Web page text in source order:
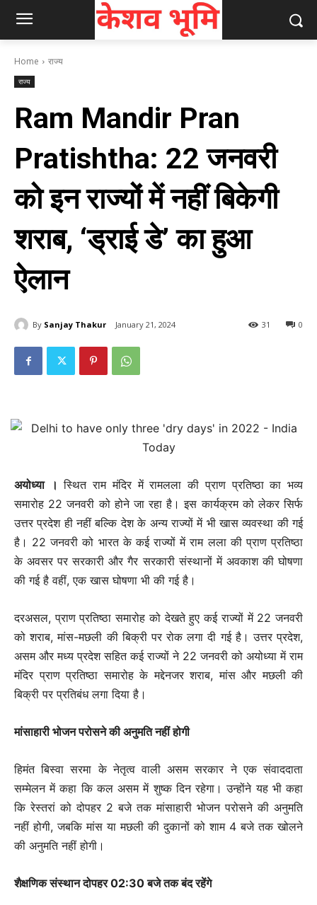
Home राज्य
राज्य
Ram Mandir Pran
Pratishtha: 22 जनवरी
को इन राज्यों में नहीं बिकेगी
शराब, ‘ड्राई डे’ का हुआ
ऐलान
By Sanjay Thakur January 21, 2024 0
31
अयोध्या । स्थित राम मंदिर में रामलला की प्राण प्रतिष्ठा का भव्य
समारोह 22 जनवरी को होने जा रहा है। इस कार्यक्रम को लेकर सिर्फ
उत्तर प्रदेश ही नहीं बल्कि देश के अन्य राज्यों में भी खास व्यवस्था की गई
है। 22 जनवरी को भारत के कई राज्यों में राम लला की प्राण प्रतिष्ठा
के अवसर पर सरकारी और गैर सरकारी संस्थानों में अवकाश की घोषणा
की गई है वहीं, एक खास घोषणा भी की गई है।
दरअसल, प्राण प्रतिष्ठा समारोह को देखते हुए कई राज्यों में 22 जनवरी
को शराब, मांस-मछली की बिक्री पर रोक लगा दी गई है। उत्तर प्रदेश,
असम और मध्य प्रदेश सहित कई राज्यों ने 22 जनवरी को अयोध्या में राम
मंदिर प्राण प्रतिष्ठा समारोह के मद्देनजर शराब, मांस और मछली की
बिक्री पर प्रतिबंध लगा दिया है।
मांसाहारी भोजन परोसने की अनुमति नहीं होगी
हिमंत बिस्वा सरमा के नेतृत्व वाली असम सरकार ने एक संवाददाता
सम्मेलन में कहा कि कल असम में शुष्क दिन रहेगा। उन्होंने यह भी कहा
कि रेस्तरां को दोपहर 2 बजे तक मांसाहारी भोजन परोसने की अनुमति
नहीं होगी, जबकि मांस या मछली की दुकानों को शाम 4 बजे तक खोलने
की अनुमति नहीं होगी।
शैक्षणिक संस्थान दोपहर 02:30 बजे तक बंद रहेंगे